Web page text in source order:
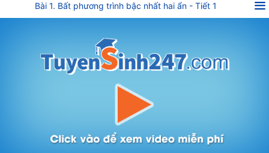
Bài 1. Bất phương trình bậc nhất hai ẩn - Tiết 1